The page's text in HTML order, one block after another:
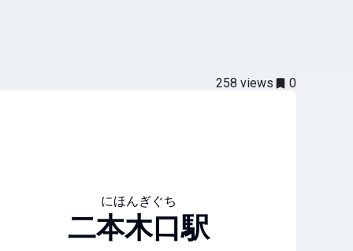
258 views 0
にほんぎぐち
二本木口駅